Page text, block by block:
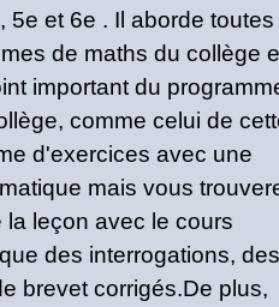
et 6e . Il aborde toutes
de maths du collège
important du
comme celui de
d'exercices avec une
mais vous
leçon avec le cours
des interrogations, des
brevet corrigés.De plus,